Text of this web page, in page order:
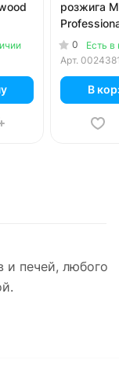
розжига
0
Есть в
Арт.
В
и печей, любого